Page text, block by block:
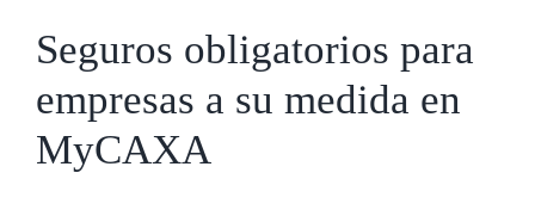
Seguros obligatorios para
empresas a su medida en
MyCAXA